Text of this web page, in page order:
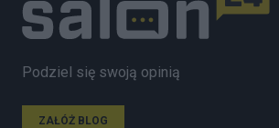
Podziel się swoją opinią
ZAŁÓŻ BLOG